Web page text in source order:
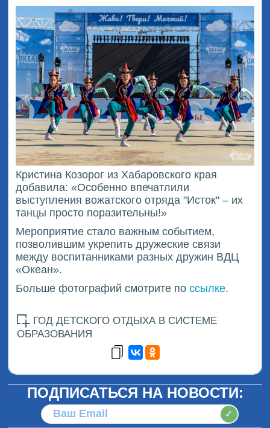
Кристина Козорог из Хабаровского края
добавила: «Особенно впечатлили
выступления вожатского отряда "Исток" – их
танцы просто поразительны!»
Мероприятие стало важным событием,
позволившим укрепить дружеские связи
между воспитанниками разных дружин ВДЦ
«Океан».
Больше фотографий смотрите поссылке.
ГОД ДЕТСКОГО ОТДЫХА В СИСТЕМЕ
ОБРАЗОВАНИЯ
ПОДПИСАТЬСЯ НА НОВОСТИ:
✓